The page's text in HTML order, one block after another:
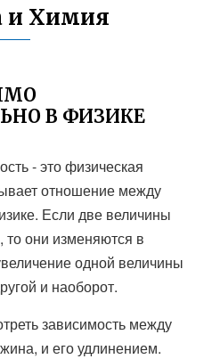
и Химия
В ФИЗИКЕ
- это физическая
отношение между
Если две величины
они изменяются в
одной величины
и наоборот.
зависимость между
и его удлинением.